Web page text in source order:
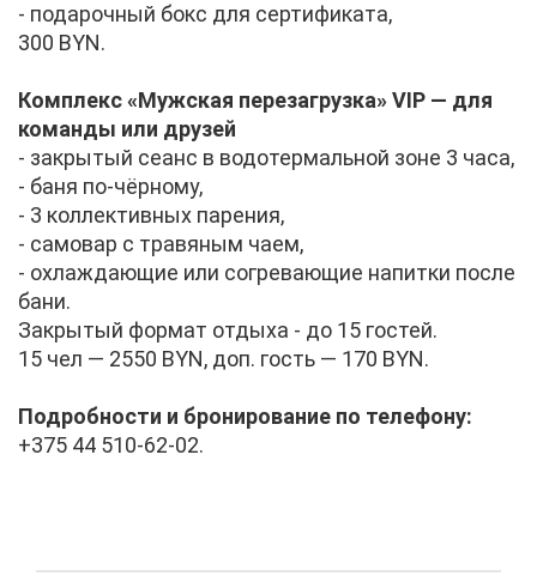
- по­да­роч­ный бокс для сер­ти­фи­ка­та,
300 BYN.
Ком­плекс «Муж­ская пе­ре­за­груз­ка» VIP — для
ко­ман­ды или дру­зей
- за­кры­тый се­анс в во­до­тер­маль­ной зоне 3 ча­са,
- ба­ня по-чёр­но­му,
- 3 кол­лек­тив­ных па­ре­ния,
- са­мо­вар с тра­вя­ным ча­ем,
- охла­жда­ю­щие или со­гре­ва­ю­щие на­пит­ки по­сле
ба­ни.
За­кры­тый фор­мат от­ды­ха - до 15 го­стей.
15 чел — 2550 BYN, доп. гость — 170 BYN.
По­дроб­но­сти и бро­ни­ро­ва­ние по те­ле­фо­ну:
+375 44 510-62-02.